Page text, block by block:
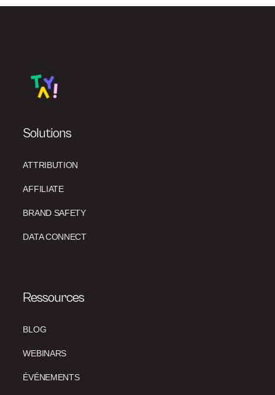
Solutions
ATTRIBUTION
AFFILIATE
BRAND SAFETY
DATA CONNECT
Ressources
BLOG
WEBINARS
ÉVÉNEMENTS